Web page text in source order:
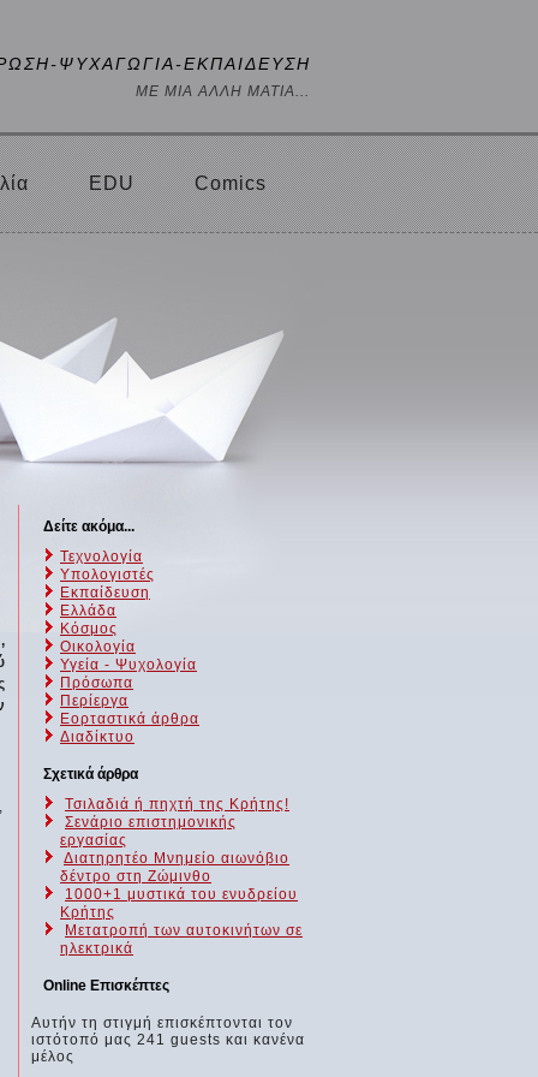
ΨΥΧΑΓΩΓΙΑ-ΕΚΠΑΙΔΕΥΣΗ
ΜΕ ΜΙΑ ΑΛΛΗ ΜΑΤΙΑ...
EDU Comics
Δείτε ακόμα...
Τεχνολογία
Υπολογιστές
Εκπαίδευση
Ελλάδα
Κόσμος
Οικολογία
Υγεία - Ψυχολογία
Πρόσωπα
Περίεργα
Εορταστικά άρθρα
Διαδίκτυο
Σχετικά άρθρα
Τσιλαδιά ή πηχτή της Κρήτης!
Σενάριο επιστημονικής
εργασίας
Διατηρητέο Μνημείο αιωνόβιο
δέντρο στη Ζώμινθο
1000+1 μυστικά του ενυδρείου
Κρήτης
Μετατροπή των αυτοκινήτων σε
ηλεκτρικά
Online Επισκέπτες
Αυτήν τη στιγμή επισκέπτονται τον
ιστότοπό μας 241 guests και κανένα
μέλος